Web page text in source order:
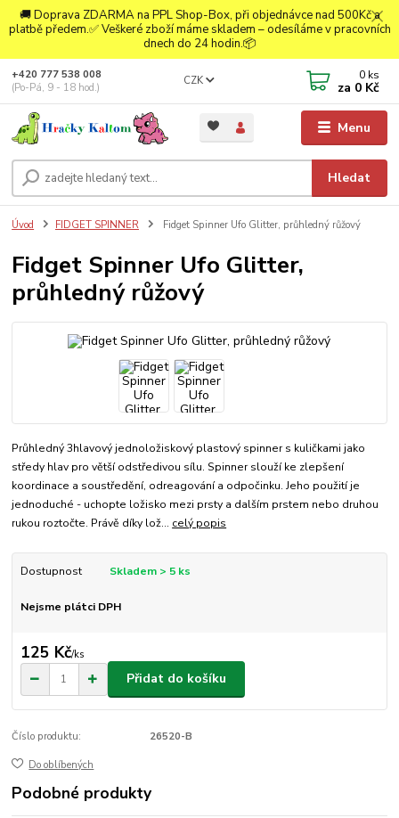
🚚 Doprava ZDARMA na PPL Shop-Box, při objednávce nad 500Kč a
platbě předem.✅ Veškeré zboží máme skladem – odesíláme v pracovních
dnech do 24 hodin.📦
Menu
CZK
Hledat
+420 777 538 008
(Po-Pá, 9 - 18 hod.)
0 ks
za 0 Kč
Úvod FIDGET SPINNER Fidget Spinner Ufo Glitter, průhledný růžový
Fidget Spinner Ufo Glitter,
průhledný růžový
Průhledný 3hlavový jednoložiskový plastový spinner s kuličkami jako
středy hlav pro větší odstředivou sílu. Spinner slouží ke zlepšení
koordinace a soustředění, odreagování a odpočinku. Jeho použití je
jednoduché - uchopte ložisko mezi prsty a dalším prstem nebo druhou
rukou roztočte. Právě díky lož... celý popis
Dostupnost Skladem > 5 ks
Nejsme plátci DPH
125 Kč/ks
Přidat do košíku
Číslo produktu: 26520-B
Do oblíbených
Podobné produkty